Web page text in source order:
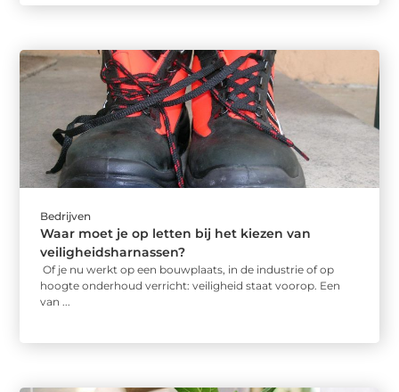
Bedrijven
Waar moet je op letten bij het kiezen van
veiligheidsharnassen?
Of je nu werkt op een bouwplaats, in de industrie of op
hoogte onderhoud verricht: veiligheid staat voorop. Een
van ...